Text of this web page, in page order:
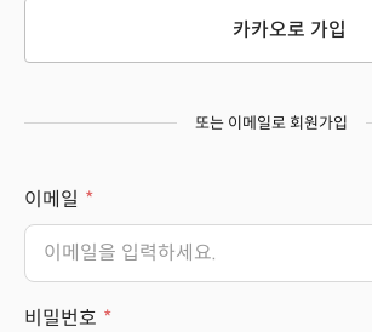
카카오로 가입
또는 이메일로 회원가입
이메일
비밀번호